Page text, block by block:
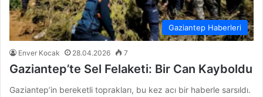
Gaziantep Haberleri
Enver Kocak 28.04.2026 7
Gaziantep’te Sel Felaketi: Bir Can Kayboldu
Gaziantep’in bereketli toprakları, bu kez acı bir haberle sarsıldı.